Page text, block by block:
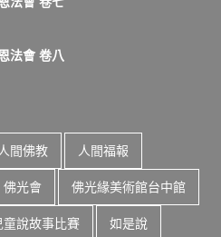
法會 卷八
人間佛教 人間福報
佛光會 佛光緣美術館台中館
童說故事比賽 如是說